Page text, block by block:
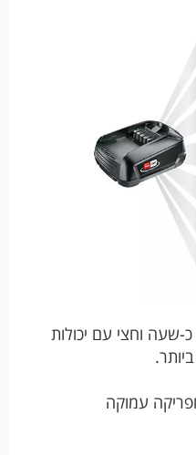
שעה וחצי עם יכולות
עמוקה